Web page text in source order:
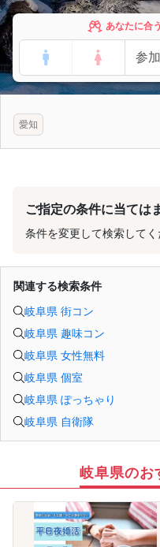
あなたに合
愛知
ご指定の条件に当ては
条件を変更して検索して
関連する検索条件
岐阜県 街コン
岐阜県 趣味コン
岐阜県 女性無料
岐阜県 個室
岐阜県 ぽっちゃり
岐阜県 自衛隊
岐阜県のお